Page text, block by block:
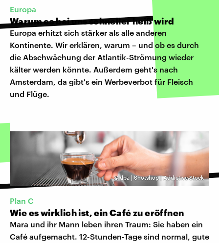
Europa
Warum es bei uns schneller heiß wird
Europa erhitzt sich stärker als alle anderen
Kontinente. Wir erklären, warum – und ob es durch
die Abschwächung der Atlantik-Strömung wieder
kälter werden könnte. Außerdem geht's nach
Amsterdam, da gibt's ein Werbeverbot für Fleisch
und Flüge.
©dpa | Shotshop | Addictive Stock
Plan C
Wie es wirklich ist, ein Café zu eröffnen
Mara und ihr Mann leben ihren Traum: Sie haben ein
Café aufgemacht. 12-Stunden-Tage sind normal, gute